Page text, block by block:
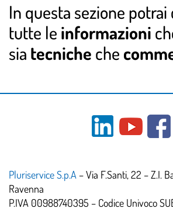
In questa sezione
tutte le informazioni
sia tecniche che
Pluriservice S.p.A – Via F.Santi, 22 – Z.I.
Ravenna
P.IVA 00988740395 – Codice Univoco